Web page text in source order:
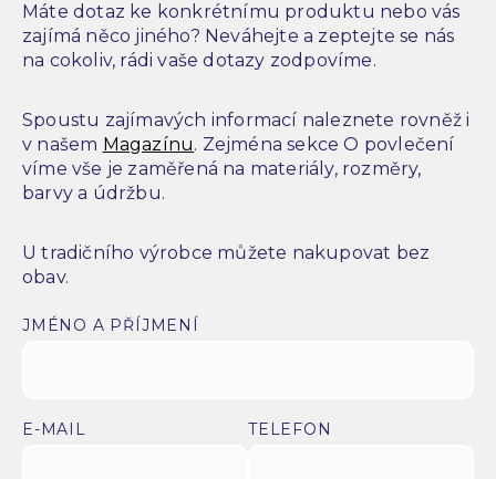
Máte dotaz ke konkrétnímu produktu nebo vás
zajímá něco jiného? Neváhejte a zeptejte se nás
na cokoliv, rádi vaše dotazy zodpovíme.
Spoustu zajímavých informací naleznete rovněž i
v našem Magazínu. Zejména sekce O povlečení
víme vše je zaměřená na materiály, rozměry,
barvy a údržbu.
U tradičního výrobce můžete nakupovat bez
obav.
JMÉNO A PŘÍJMENÍ
E-MAIL TELEFON